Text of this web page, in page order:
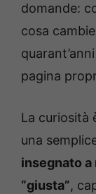
domande:
cosa
pagina
La curiosità
una
insegnato a
“giusta”,